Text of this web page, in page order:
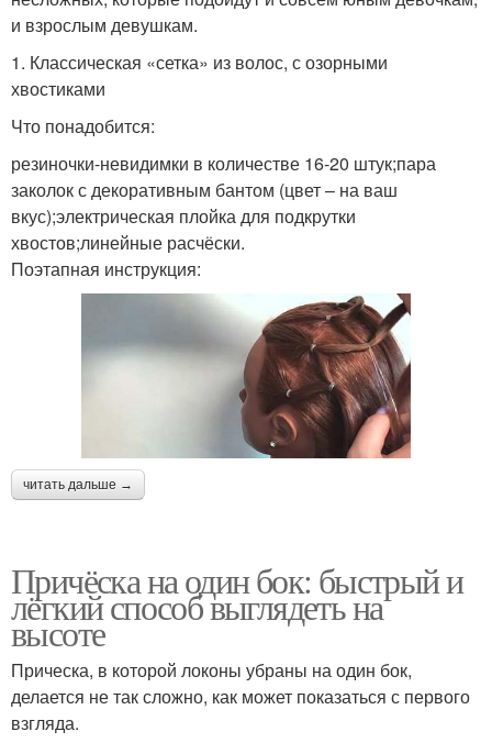
и взрослым девушкам.
1. Классическая «сетка» из волос, с озорными
хвостиками
Что понадобится:
резиночки-невидимки в количестве 16-20 штук;пара
заколок с декоративным бантом (цвет – на ваш
вкус);электрическая плойка для подкрутки
хвостов;линейные расчёски.
Поэтапная инструкция:
читать дальше →
Причёска на один бок: быстрый и
лёгкий способ выглядеть на
высоте
Прическа, в которой локоны убраны на один бок,
делается не так сложно, как может показаться с первого
взгляда.